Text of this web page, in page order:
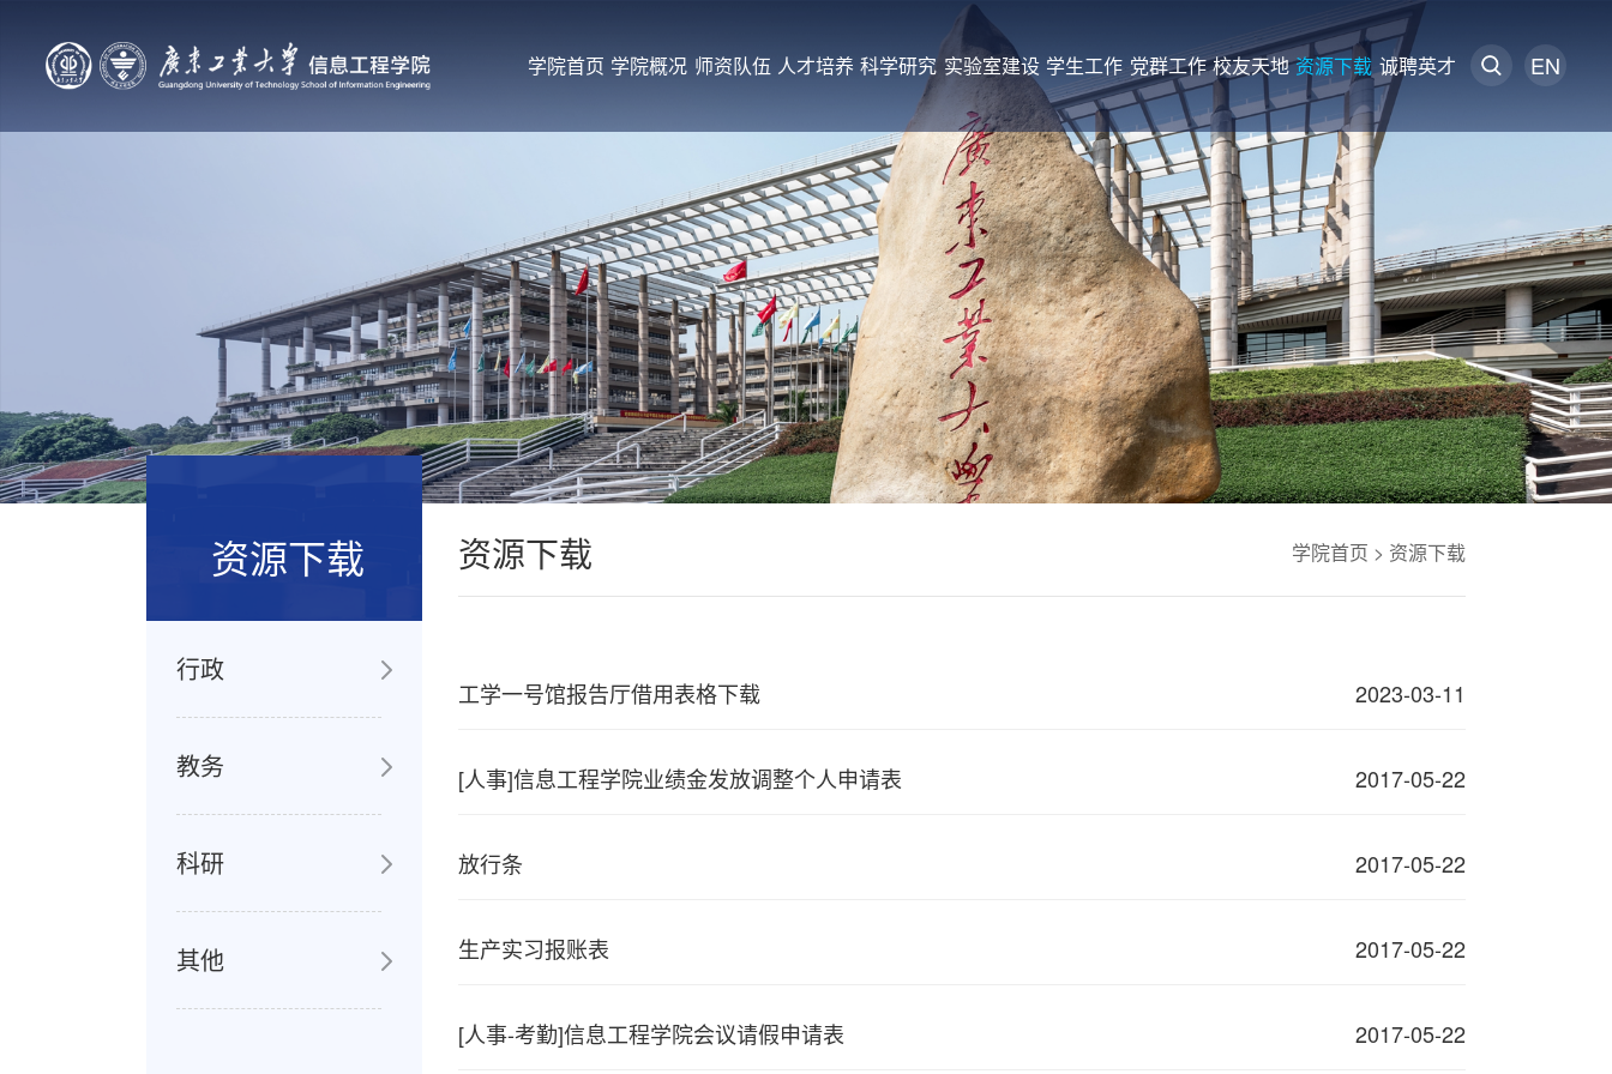
学院首页 学院概况 师资队伍 人才培养 科学研究 实验室建设 学生工作 党群工作 校友天地 资源下载 诚聘英才 EN
资源下载
行政
教务
科研
其他
资源下载 学院首页 > 资源下载
工学一号馆报告厅借用表格下载 2023-03-11
[人事]信息工程学院业绩金发放调整个人申请表 2017-05-22
放行条 2017-05-22
生产实习报账表 2017-05-22
[人事-考勤]信息工程学院会议请假申请表 2017-05-22